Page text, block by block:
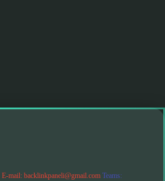
E-mail: backlinkpaneli@gmail.com Teams: